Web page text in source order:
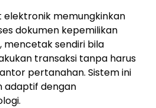
elektronik memungkinkan
dokumen kepemilikan
mencetak sendiri bila
transaksi tanpa harus
pertanahan. Sistem ini
adaptif dengan